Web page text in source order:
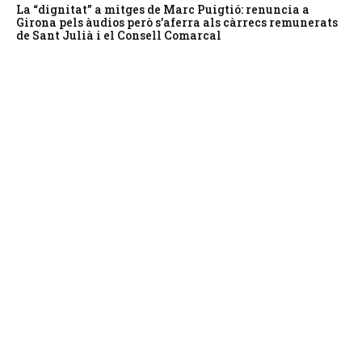
La “dignitat” a mitges de Marc Puigtió: renuncia a
Girona pels àudios però s’aferra als càrrecs remunerats
de Sant Julià i el Consell Comarcal